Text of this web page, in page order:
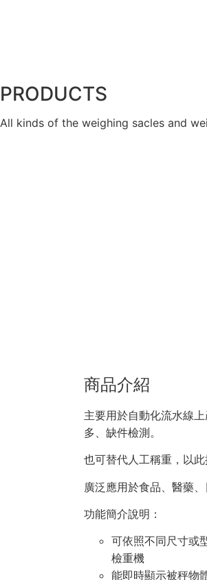
PRODUCTS
All kinds of the weighing sacles and
商品介紹
主要用於自動化流水線
多、缺件檢測。
也可替代人工稱重，以
廣泛應用於食品、醫藥
功能簡介說明：
可依照不同尺寸或
檢重機
能即時顯示被秤物